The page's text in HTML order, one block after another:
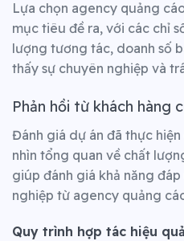
Lựa chọn agency quảng
mục tiêu đề ra, với các chỉ
lượng tương tác, doanh số
thấy sự chuyên nghiệp và
Phản hồi từ khách hàng
Đánh giá dự án đã thực
nhìn tổng quan về chất
giúp đánh giá khả năng
nghiệp từ agency quảng
Quy trình hợp tác hiệu